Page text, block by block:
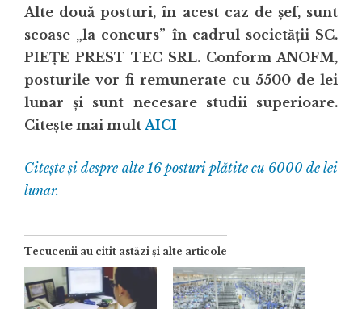
Alte două posturi, în acest caz de șef, sunt
scoase „la concurs” în cadrul societății SC.
PIEȚE PREST TEC SRL. Conform ANOFM,
posturile vor fi remunerate cu 5500 de lei
lunar și sunt necesare studii superioare.
Citește mai mult AICI
Citește și despre alte 16 posturi plătite cu 6000 de lei
lunar.
Tecucenii au citit astăzi și alte articole